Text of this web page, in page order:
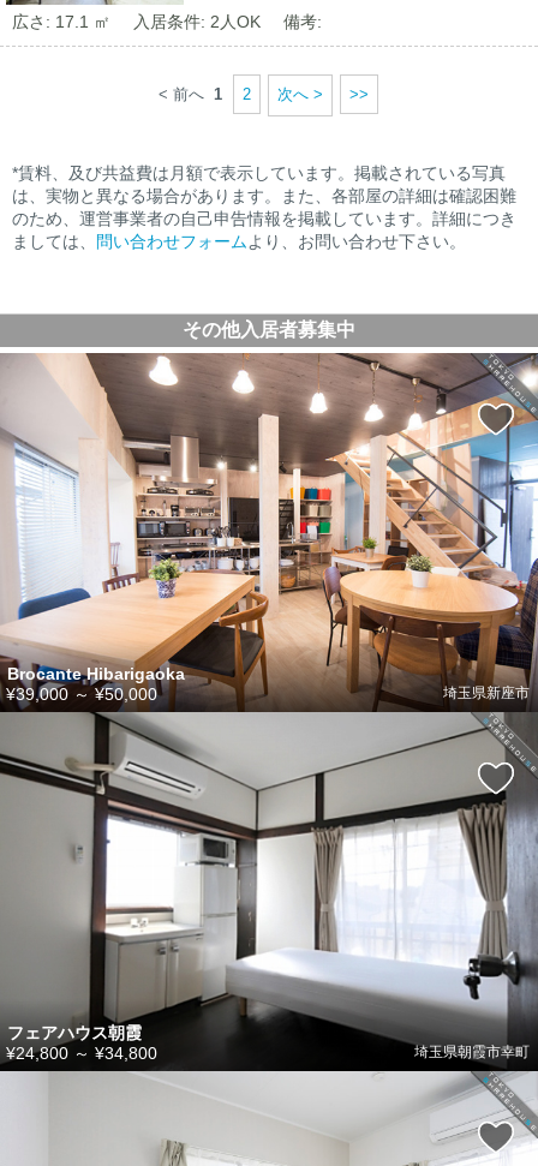
広さ: 17.1 ㎡ 入居条件: 2人OK 備考:
< 前へ 1 2 次へ > >>
*賃料、及び共益費は月額で表示しています。掲載されている写真
は、実物と異なる場合があります。また、各部屋の詳細は確認困難
のため、運営事業者の自己申告情報を掲載しています。詳細につき
ましては、
問い合わせフォームより、お問い合わせ下さい。
その他入居者募集中
Brocante Hibarigaoka
埼玉県新座市
¥39,000 ～ ¥50,000
フェアハウス朝霞
埼玉県朝霞市幸町
¥24,800 ～ ¥34,800